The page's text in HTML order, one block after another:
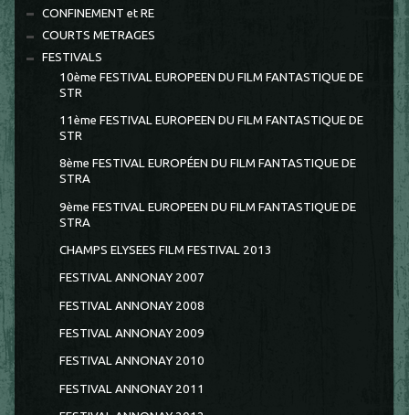
CONFINEMENT et RE
COURTS METRAGES
FESTIVALS
10ème FESTIVAL EUROPEEN DU FILM FANTASTIQUE DE
STR
11ème FESTIVAL EUROPEEN DU FILM FANTASTIQUE DE
STR
8ème FESTIVAL EUROPÉEN DU FILM FANTASTIQUE DE
STRA
9ème FESTIVAL EUROPEEN DU FILM FANTASTIQUE DE
STRA
CHAMPS ELYSEES FILM FESTIVAL 2013
FESTIVAL ANNONAY 2007
FESTIVAL ANNONAY 2008
FESTIVAL ANNONAY 2009
FESTIVAL ANNONAY 2010
FESTIVAL ANNONAY 2011